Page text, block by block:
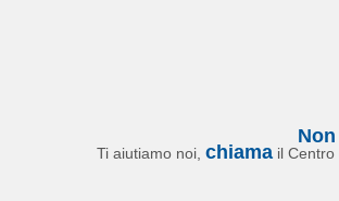
Ti aiutiamo noi, chiamail Centro